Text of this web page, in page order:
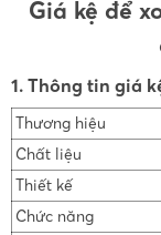
Giá kệ để
1. Thông tin giá
Thương hiệu
Chất liệu
Thiết kế
Chức năng